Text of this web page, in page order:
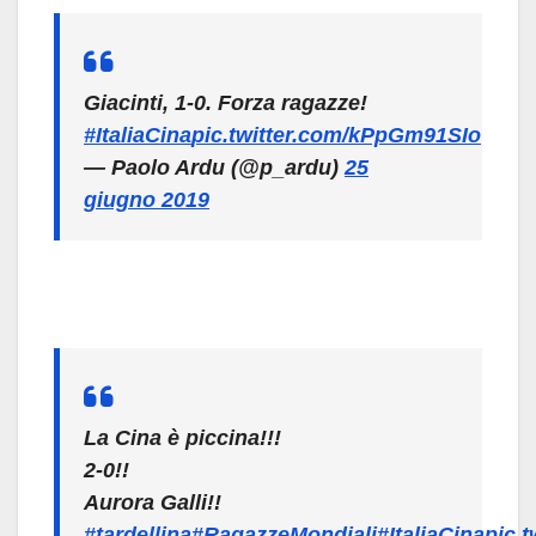
Giacinti, 1-0. Forza ragazze!
#ItaliaCinapic.twitter.com/kPpGm91SIo
— Paolo Ardu (@p_ardu)25
giugno 2019
La Cina è piccina!!!
2-0!!
Aurora Galli!!